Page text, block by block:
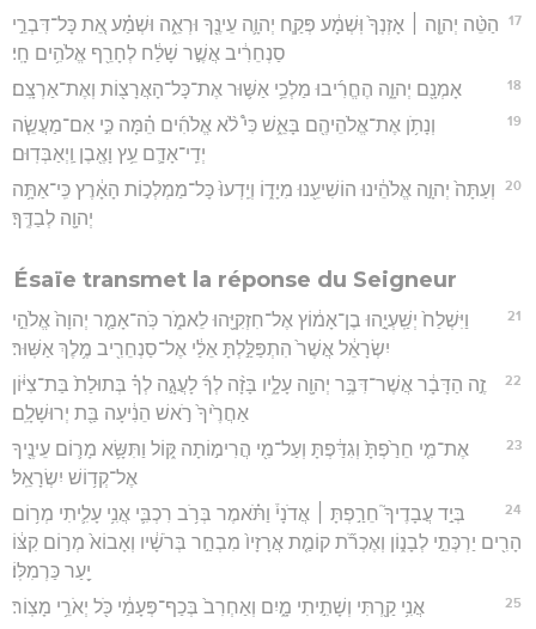
17
הַטֵּ֨ה יְהוָ֤ה ׀ אָזְנְךָ֙ וּֽשְׁמָ֔ע פְּקַ֧ח יְהוָ֛ה עֵינֶ֖ךָ וּרְאֵ֑ה וּשְׁמַ֗ע אֵ֚ת כָּל־דִּבְרֵ֣י
סַנְחֵרִ֔יב אֲשֶׁ֣ר שָׁלַ֔ח לְחָרֵ֖ף אֱלֹהִ֥ים חָֽי׃
18 אָמְנָ֖ם יְהוָ֑ה הֶחֱרִ֜יבוּ מַלְכֵ֥י אַשּׁ֛וּר אֶת־כָּל־הָאֲרָצ֖וֹת וְאֶת־אַרְצָֽם׃
19
וְנָתֹ֥ן אֶת־אֱלֹהֵיהֶ֖ם בָּאֵ֑שׁ כִּי֩ לֹ֨א אֱלֹהִ֜ים הֵ֗מָּה כִּ֣י אִם־מַעֲשֵׂ֧ה
יְדֵֽי־אָדָ֛ם עֵ֥ץ וָאֶ֖בֶן וַֽיְאַבְּדֽוּם׃
20
וְעַתָּה֙ יְהוָ֣ה אֱלֹהֵ֔ינוּ הוֹשִׁיעֵ֖נוּ מִיָד֑וֹ וְיֵֽדְעוּ֙ כָּל־מַמְלְכ֣וֹת הָאָ֔רֶץ כִּֽי־אַתָּ֥ה
יְהוָ֖ה לְבַדֶּֽךָ׃
Ésaïe transmet la réponse du Seigneur
21
וַיִּשְׁלַח֙ יְשַֽׁעְיָ֣הוּ בֶן־אָמ֔וֹץ אֶל־חִזְקִיָּ֖הוּ לֵאמֹ֑ר כֹּֽה־אָמַ֤ר יְהוָה֙ אֱלֹהֵ֣י
יִשְׂרָאֵ֔ל אֲשֶׁר֙ הִתְפַּלַּ֣לְתָּ אֵלַ֔י אֶל־סַנְחֵרִ֖יב מֶ֥לֶךְ אַשּֽׁוּר׃
22
זֶ֣ה הַדָּבָ֔ר אֲשֶׁר־דִּבֶּ֥ר יְהוָ֖ה עָלָ֑יו בָּזָ֨ה לְךָ֜ לָעֲגָ֣ה לְךָ֗ בְּתוּלַת֙ בַּת־צִיּ֔וֹן
אַחֲרֶ֙יךָ֙ רֹ֣אשׁ הֵנִ֔יעָה בַּ֖ת יְרוּשָׁלִָֽם׃
23
אֶת־מִ֤י חֵרַ֙פְתָּ֙ וְגִדַּ֔פְתָּ וְעַל־מִ֖י הֲרִימ֣וֹתָה קּ֑וֹל וַתִּשָּׂ֥א מָר֛וֹם עֵינֶ֖יךָ
אֶל־קְד֥וֹשׁ יִשְׂרָאֵֽל׃
24
בְּיַ֣ד עֲבָדֶיךָ֮ חֵרַ֣פְתָּ ׀ אֲדֹנָי֒ וַתֹּ֗אמֶר בְּרֹ֥ב רִכְבִּ֛י אֲנִ֥י עָלִ֛יתִי מְר֥וֹם
הָרִ֖ים יַרְכְּתֵ֣י לְבָנ֑וֹן וְאֶכְרֹ֞ת קוֹמַ֤ת אֲרָזָיו֙ מִבְחַ֣ר בְּרֹשָׁ֔יו וְאָבוֹא֙ מְר֣וֹם קִצּ֔וֹ
יַ֖עַר כַּרְמִלּֽוֹ׃
25 אֲנִ֥י קַ֖רְתִּי וְשָׁתִ֣יתִי מָ֑יִם וְאַחְרִב֙ בְּכַף־פְּעָמַ֔י כֹּ֖ל יְאֹרֵ֥י מָצֽוֹר׃